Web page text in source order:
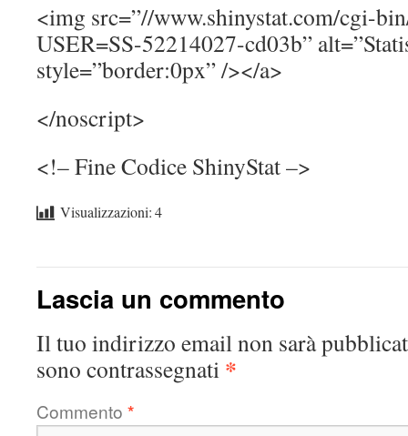
<img src=”//www.shinystat.com/cgi-
USER=SS-52214027-cd03b”
style=”border:0px” /></a>
</noscript>
<!– Fine Codice ShinyStat –>
Visualizzazioni:4
Lascia un commento
Il tuo indirizzo email non sarà
sono contrassegnati *
Commento *